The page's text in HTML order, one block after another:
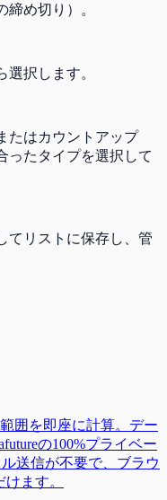
締め切り）。
択します。
たはカウントアップ
ったタイプを選択して
てリストに保存し、管
囲を即座に計算。デー
の100%プライベー
送信が不要で、ブラウ
ます。